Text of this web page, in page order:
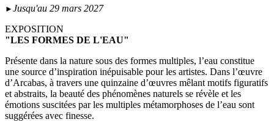
► Jusqu'au 29 mars 2027
EXPOSITION
"LES FORMES DE L'EAU"
Présente dans la nature sous des formes multiples, l’eau constitue
une source d’inspiration inépuisable pour les artistes. Dans l’œuvre
d’Arcabas, à travers une quinzaine d’œuvres mêlant motifs figuratifs
et abstraits, la beauté des phénomènes naturels se révèle et les
émotions suscitées par les multiples métamorphoses de l’eau sont
suggérées avec finesse.